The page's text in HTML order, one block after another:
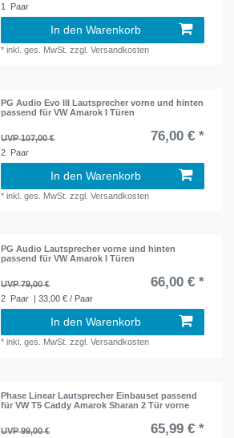
1 Paar
In den Warenkorb
*inkl. ges. MwSt. zzgl.Versandkosten
PG Audio Evo III Lautsprecher vorne und hinten
passend für VW Amarok I Türen
UVP 107,00 € 76,00 € *
2 Paar
In den Warenkorb
*inkl. ges. MwSt. zzgl.Versandkosten
PG Audio Lautsprecher vorne und hinten
passend für VW Amarok I Türen
UVP 79,00 € 66,00 € *
2 Paar | 33,00 € / Paar
In den Warenkorb
*inkl. ges. MwSt. zzgl.Versandkosten
Phase Linear Lautsprecher Einbauset passend
für VW T5 Caddy Amarok Sharan 2 Tür vorne
UVP 99,00 € 65,99 € *